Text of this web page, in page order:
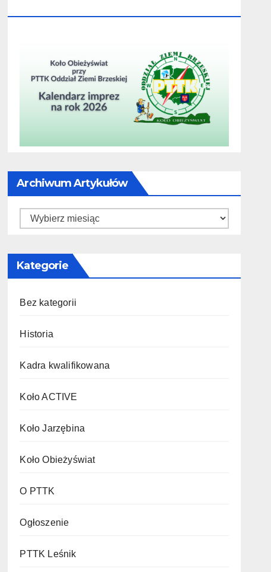
Archiwum Artykułów
Archiwum
Kategorie
Bez kategorii
Historia
Kadra kwalifikowana
Koło ACTIVE
Koło Jarzębina
Koło Obieżyświat
O PTTK
Ogłoszenie
PTTK Leśnik